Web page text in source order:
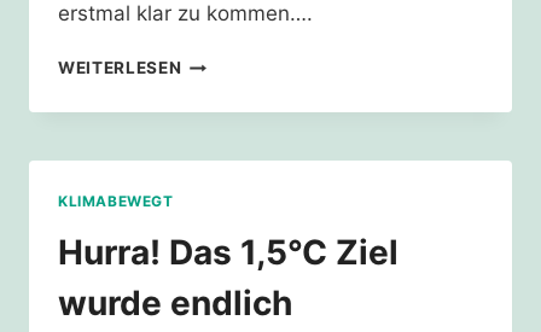
erstmal klar zu kommen….
WEITERLESEN 1,5
GRENZE,
KAFFEE
KRANZ
KÖLSCH
KLIMABEWEGT
Hurra! Das 1,5°C Ziel
wurde endlich